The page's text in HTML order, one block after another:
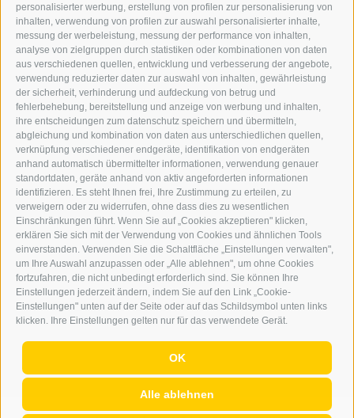
personalisierter werbung, erstellung von profilen zur personalisierung von
inhalten, verwendung von profilen zur auswahl personalisierter inhalte,
messung der werbeleistung, messung der performance von inhalten,
analyse von zielgruppen durch statistiken oder kombinationen von daten
aus verschiedenen quellen, entwicklung und verbesserung der angebote,
verwendung reduzierter daten zur auswahl von inhalten, gewährleistung
der sicherheit, verhinderung und aufdeckung von betrug und
fehlerbehebung, bereitstellung und anzeige von werbung und inhalten,
ihre entscheidungen zum datenschutz speichern und übermitteln,
abgleichung und kombination von daten aus unterschiedlichen quellen,
verknüpfung verschiedener endgeräte, identifikation von endgeräten
anhand automatisch übermittelter informationen, verwendung genauer
standortdaten, geräte anhand von aktiv angeforderten informationen
identifizieren. Es steht Ihnen frei, Ihre Zustimmung zu erteilen, zu
verweigern oder zu widerrufen, ohne dass dies zu wesentlichen
Einschränkungen führt. Wenn Sie auf „Cookies akzeptieren" klicken,
erklären Sie sich mit der Verwendung von Cookies und ähnlichen Tools
einverstanden. Verwenden Sie die Schaltfläche „Einstellungen verwalten",
um Ihre Auswahl anzupassen oder „Alle ablehnen", um ohne Cookies
fortzufahren, die nicht unbedingt erforderlich sind. Sie können Ihre
Einstellungen jederzeit ändern, indem Sie auf den Link „Cookie-
Einstellungen" unten auf der Seite oder auf das Schildsymbol unten links
klicken. Ihre Einstellungen gelten nur für das verwendete Gerät.
OK
Alle ablehnen
GRAFIK@DERERKER.IT
INFO@DERERKER.IT
BARBARA.FONTANA@DERERKER.IT
DER ERKER
WERBEN IM ERKER
ONLINE-WERBUNG
SEPA-DAUERAUFTRAG
REGELN LESERKOMMENTARE
ONLINE VOTING
SERVICE
VERANSTALTUNGSKALENDER
KLEINANZEIGER
NÜTZLICHE LINKS
WETTER
WEBCAM
VIDEOS
TRAUER